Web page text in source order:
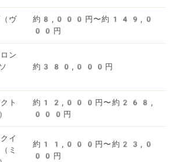
ヴ
約8,000円〜約149,0
00円
ン
約380,000円
ト
約12,000円〜約268,
000円
イ
ミ
約11,000円〜約23,0
00円